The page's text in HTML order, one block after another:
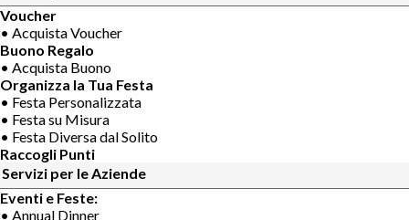
Voucher
• Acquista Voucher
Buono Regalo
• Acquista Buono
Organizza la Tua Festa
• Festa Personalizzata
• Festa su Misura
• Festa Diversa dal Solito
Raccogli Punti
Servizi per le Aziende
Eventi e Feste:
• Annual Dinner